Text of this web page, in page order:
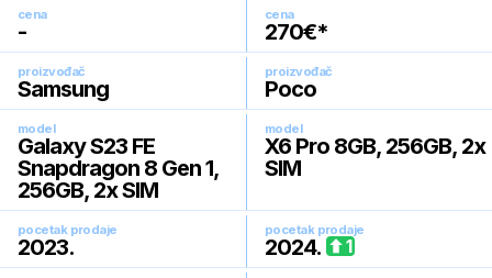
cena
-
cena
270€*
proizvođač
Samsung
proizvođač
Poco
model
Galaxy S23 FE
Snapdragon 8 Gen 1,
256GB, 2x SIM
model
X6 Pro 8GB, 256GB, 2x
SIM
pocetak prodaje
2023.
pocetak prodaje
2024. 1